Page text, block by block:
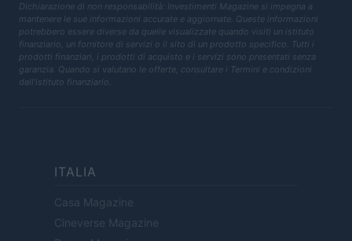
Dichiarazione di non responsabilità: Investimenti Magazine si impegna a
mantenere le sue informazioni accurate e aggiornate. Queste informazioni
potrebbero essere diverse da quelle visualizzate quando visiti un istituto
finanziario, un fornitore di servizi o il sito di un prodotto specifico. Tutti i
prodotti finanziari, i prodotti di acquisto e i servizi sono presentati senza
garanzia. Quando si valutano le offerte, consultare i Termini e condizioni
dell'istituto finanziario.
ITALIA
Casa Magazine
Cineverse Magazine